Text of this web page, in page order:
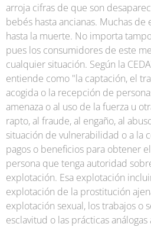
arroja cifras de que son
bebés hasta ancianas. Muchas
hasta la muerte. No importa
pues los consumidores de este
cualquier situación. Según la
entiende como "la captación, el
acogida o la recepción de
amenaza o al uso de la fuerza u
rapto, al fraude, al engaño, al
situación de vulnerabilidad o a la
pagos o beneficios para obtener
persona que tenga autoridad
explotación. Esa explotación
explotación de la prostitución
explotación sexual, los trabajos o
esclavitud o las prácticas análogas